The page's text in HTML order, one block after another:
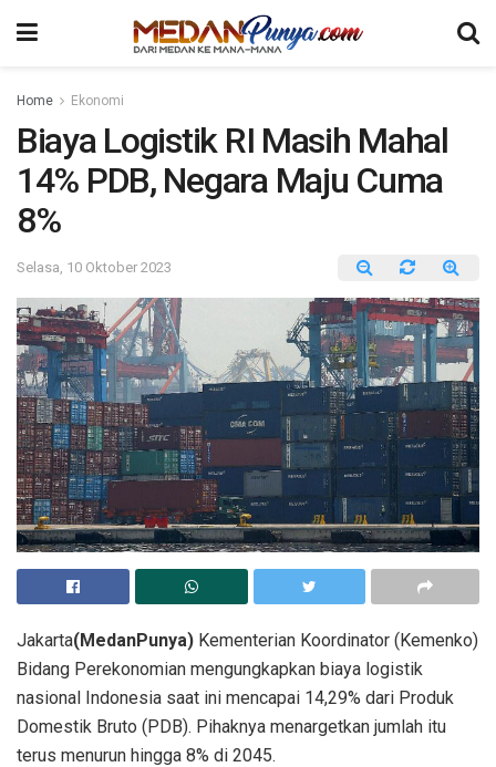
Home Ekonomi
Biaya Logistik RI Masih Mahal
14% PDB, Negara Maju Cuma
8%
Selasa, 10 Oktober 2023
Jakarta(MedanPunya) Kementerian Koordinator (Kemenko)
Bidang Perekonomian mengungkapkan biaya logistik
nasional Indonesia saat ini mencapai 14,29% dari Produk
Domestik Bruto (PDB). Pihaknya menargetkan jumlah itu
terus menurun hingga 8% di 2045.